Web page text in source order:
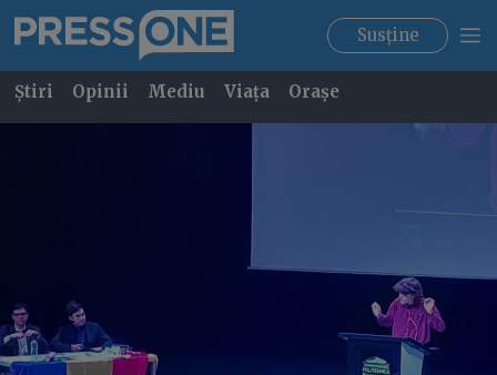
Susține
Știri Opinii Mediu Viața Orașe